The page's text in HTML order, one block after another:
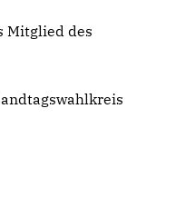
Mitglied des